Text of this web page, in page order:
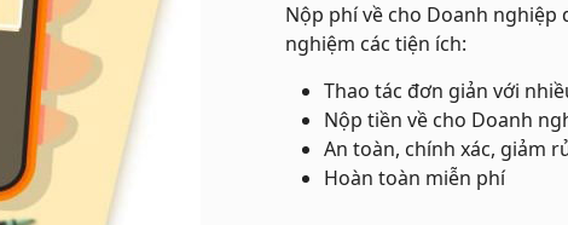
Nộp phí về cho Doanh nghiệp
nghiệm các tiện ích:
Thao tác đơn giản với
Nộp tiền về cho Doanh
An toàn, chính xác, giảm
Hoàn toàn miễn phí